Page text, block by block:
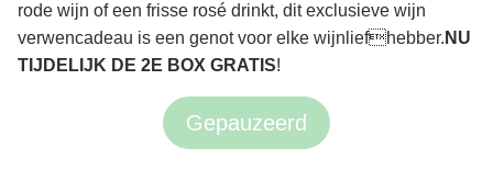
rode wijn of een frisse rosé drinkt, dit exclusieve wijn
verwencadeau is een genot voor elke wijnliefhebber. NU
TIJDELIJK DE 2E BOX GRATIS!
Gepauzeerd